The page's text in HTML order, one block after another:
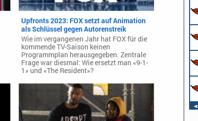
Upfronts 2023: FOX setzt auf Animation
als Schlüssel gegen Autorenstreik
Wie im vergangenen Jahr hat FOX für die
kommende TV-Saison keinen
Programmplan herausgegeben. Zentrale
Frage war diesmal: Wie ersetzt man «9-1-
1» und «The Resident»?
◄